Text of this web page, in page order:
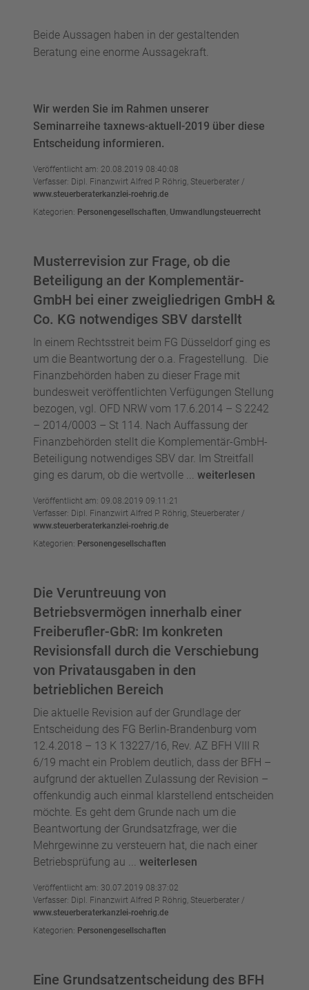
Beide Aussagen haben in der gestaltenden
Beratung eine enorme Aussagekraft.
Wir werden Sie im Rahmen unserer
Seminarreihe taxnews-aktuell-2019 über diese
Entscheidung informieren.
Veröffentlicht am: 20.08.2019 08:40:08
Verfasser: Dipl. Finanzwirt Alfred P. Röhrig, Steuerberater /
www.steuerberaterkanzlei-roehrig.de
Kategorien: Personengesellschaften, Umwandlungsteuerrecht
Musterrevision zur Frage, ob die
Beteiligung an der Komplementär-
GmbH bei einer zweigliedrigen GmbH &
Co. KG notwendiges SBV darstellt
In einem Rechtsstreit beim FG Düsseldorf ging es
um die Beantwortung der o.a. Fragestellung. Die
Finanzbehörden haben zu dieser Frage mit
bundesweit veröffentlichten Verfügungen Stellung
bezogen, vgl. OFD NRW vom 17.6.2014 – S 2242
– 2014/0003 – St 114. Nach Auffassung der
Finanzbehörden stellt die Komplementär-GmbH-
Beteiligung notwendiges SBV dar. Im Streitfall
ging es darum, ob die wertvolle ... weiterlesen
Veröffentlicht am: 09.08.2019 09:11:21
Verfasser: Dipl. Finanzwirt Alfred P. Röhrig, Steuerberater /
www.steuerberaterkanzlei-roehrig.de
Kategorien: Personengesellschaften
Die Veruntreuung von
Betriebsvermögen innerhalb einer
Freiberufler-GbR: Im konkreten
Revisionsfall durch die Verschiebung
von Privatausgaben in den
betrieblichen Bereich
Die aktuelle Revision auf der Grundlage der
Entscheidung des FG Berlin-Brandenburg vom
12.4.2018 – 13 K 13227/16, Rev. AZ BFH VIII R
6/19 macht ein Problem deutlich, dass der BFH –
aufgrund der aktuellen Zulassung der Revision –
offenkundig auch einmal klarstellend entscheiden
möchte. Es geht dem Grunde nach um die
Beantwortung der Grundsatzfrage, wer die
Mehrgewinne zu versteuern hat, die nach einer
Betriebsprüfung au ... weiterlesen
Veröffentlicht am: 30.07.2019 08:37:02
Verfasser: Dipl. Finanzwirt Alfred P. Röhrig, Steuerberater /
www.steuerberaterkanzlei-roehrig.de
Kategorien: Personengesellschaften
Eine Grundsatzentscheidung des BFH